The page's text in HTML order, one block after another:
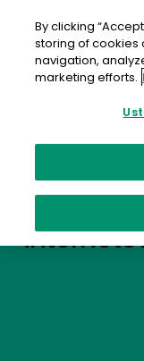
treści
By clicking
storing of cookies
navigation,
marketing efforts.